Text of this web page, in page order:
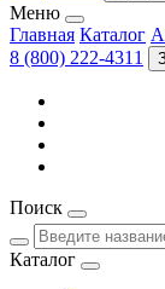
Меню
Главная Каталог
8 (800) 222-4311
Поиск
Каталог